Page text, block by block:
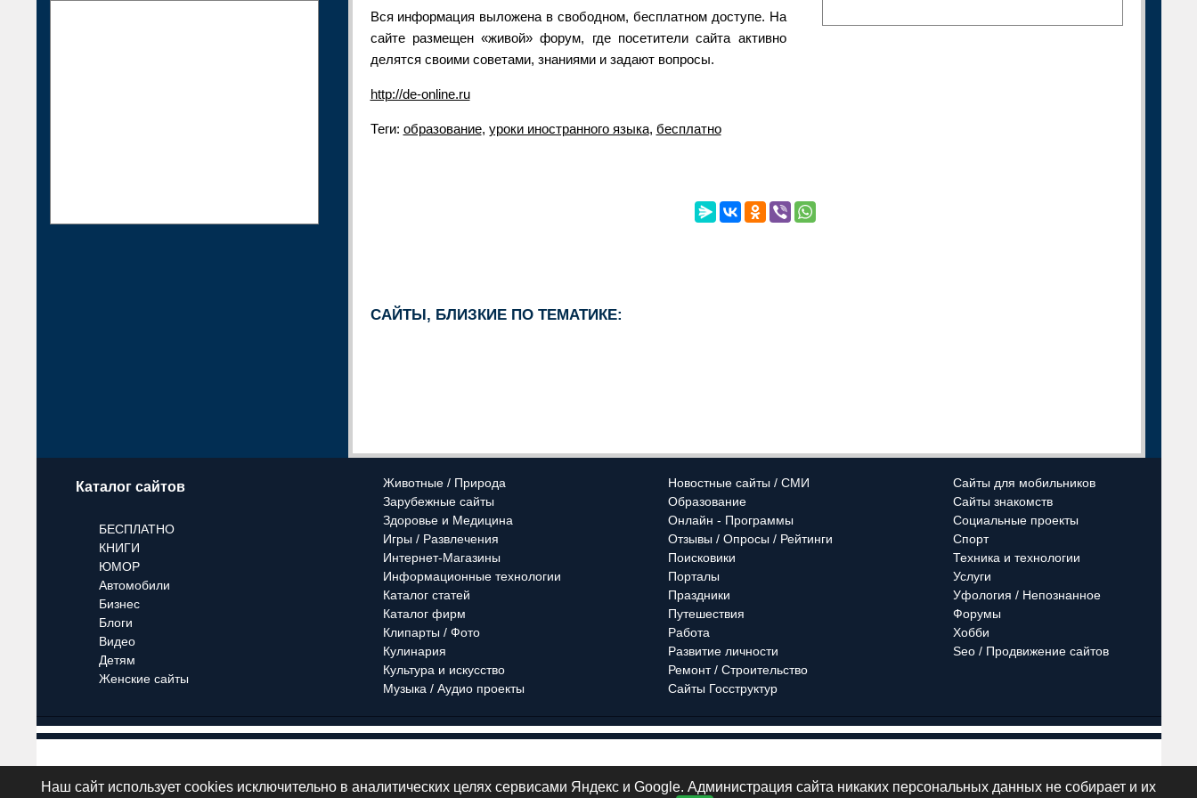
Вся информация выложена в свободном, бесплатном доступе. На
сайте размещен «живой» форум, где посетители сайта активно
делятся своими советами, знаниями и задают вопросы.
http://de-online.ru
Теги: образование, уроки иностранного языка, бесплатно
САЙТЫ, БЛИЗКИЕ ПО ТЕМАТИКЕ:
Каталог сайтов
БЕСПЛАТНО
КНИГИ
ЮМОР
Автомобили
Бизнес
Блоги
Видео
Детям
Женские сайты
Животные / Природа
Зарубежные сайты
Здоровье и Медицина
Игры / Развлечения
Интернет-Магазины
Информационные технологии
Каталог статей
Каталог фирм
Клипарты / Фото
Кулинария
Культура и искусство
Музыка / Аудио проекты
Новостные сайты / СМИ
Образование
Онлайн - Программы
Отзывы / Опросы / Рейтинги
Поисковики
Порталы
Праздники
Путешествия
Работа
Развитие личности
Ремонт / Строительство
Сайты Госструктур
Сайты для мобильников
Сайты знакомств
Социальные проекты
Спорт
Техника и технологии
Услуги
Уфология / Непознанное
Форумы
Хобби
Seo / Продвижение сайтов
© 2011 - 2026· big-big.ru ·Политика конфиденциальности
Наш сайт использует cookies исключительно в аналитических целях сервисами Яндекс и Google. Администрация сайта никаких персональных данных не собирает и их